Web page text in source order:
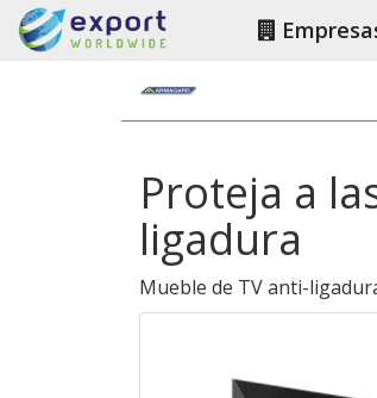
Proteja a
ligadura
Mueble de TV anti-